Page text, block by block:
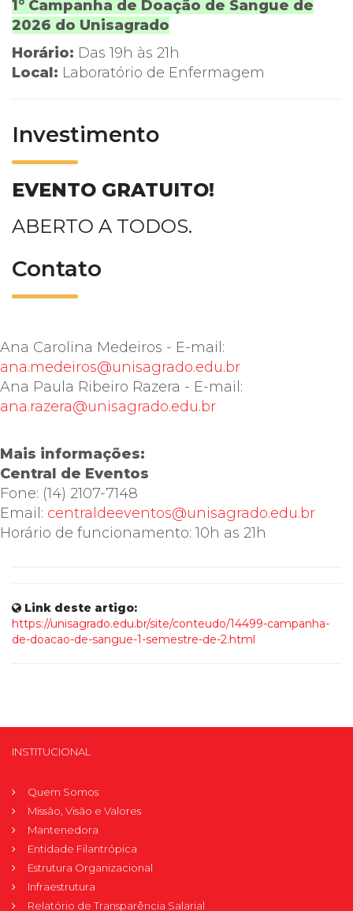
1° Campanha de Doação de Sangue de
2026 do Unisagrado
Horário: Das 19h às 21h
Local: Laboratório de Enfermagem
Investimento
EVENTO GRATUITO!
ABERTO A TODOS.
Contato
Ana Carolina Medeiros - E-mail:
ana.medeiros@unisagrado.edu.br
Ana Paula Ribeiro Razera - E-mail:
ana.razera@unisagrado.edu.br
Mais informações:
Central de Eventos
Fone: (14) 2107-7148
Email: centraldeeventos@unisagrado.edu.br
Horário de funcionamento: 10h as 21h
Link deste artigo:
https://unisagrado.edu.br/site/conteudo/14499-campanha-
de-doacao-de-sangue-1-semestre-de-2.html
INSTITUCIONAL
Quem Somos
Missão, Visão e Valores
Mantenedora
Entidade Filantrópica
Estrutura Organizacional
Infraestrutura
Relatório de Transparência Salarial